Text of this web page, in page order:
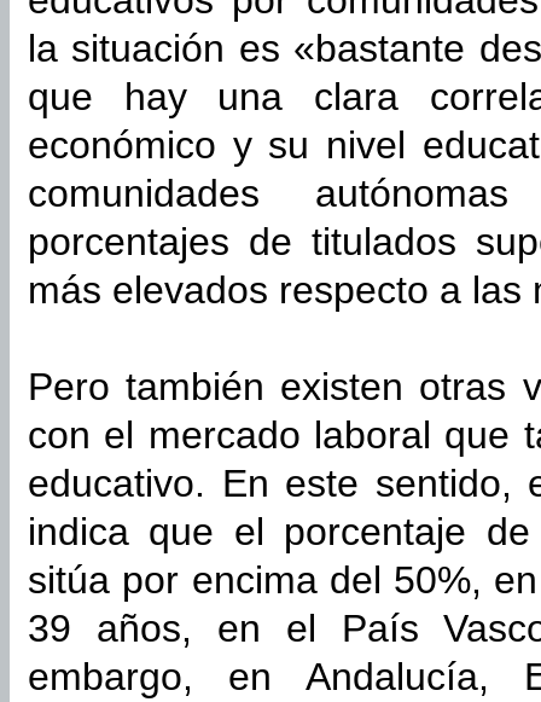
la situación es «bastante
que hay una clara
económico y su nivel
comunidades
porcentajes de titulados
más elevados respecto a las
Pero también existen otras
con el mercado laboral que
educativo. En este sentido,
indica que el porcentaje
sitúa por encima del 50%,
39 años, en el País
embargo, en Andalucía,